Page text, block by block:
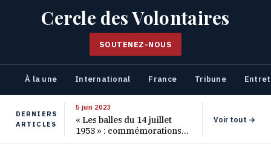
Cercle des Volontaires
SOUTENEZ-NOUS
À la une International France Tribune
DERNIERS
ARTICLES
5 juin 2023
« Les balles du 14 juillet
1953 » : commémorations
pour les 70 ans de ce
Voir tout →